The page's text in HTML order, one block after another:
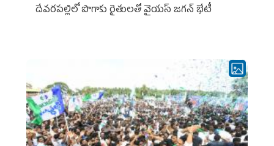
దేవరపల్లిలో పొగాకు రైతులతో వైయస్ జగన్ భేటీ